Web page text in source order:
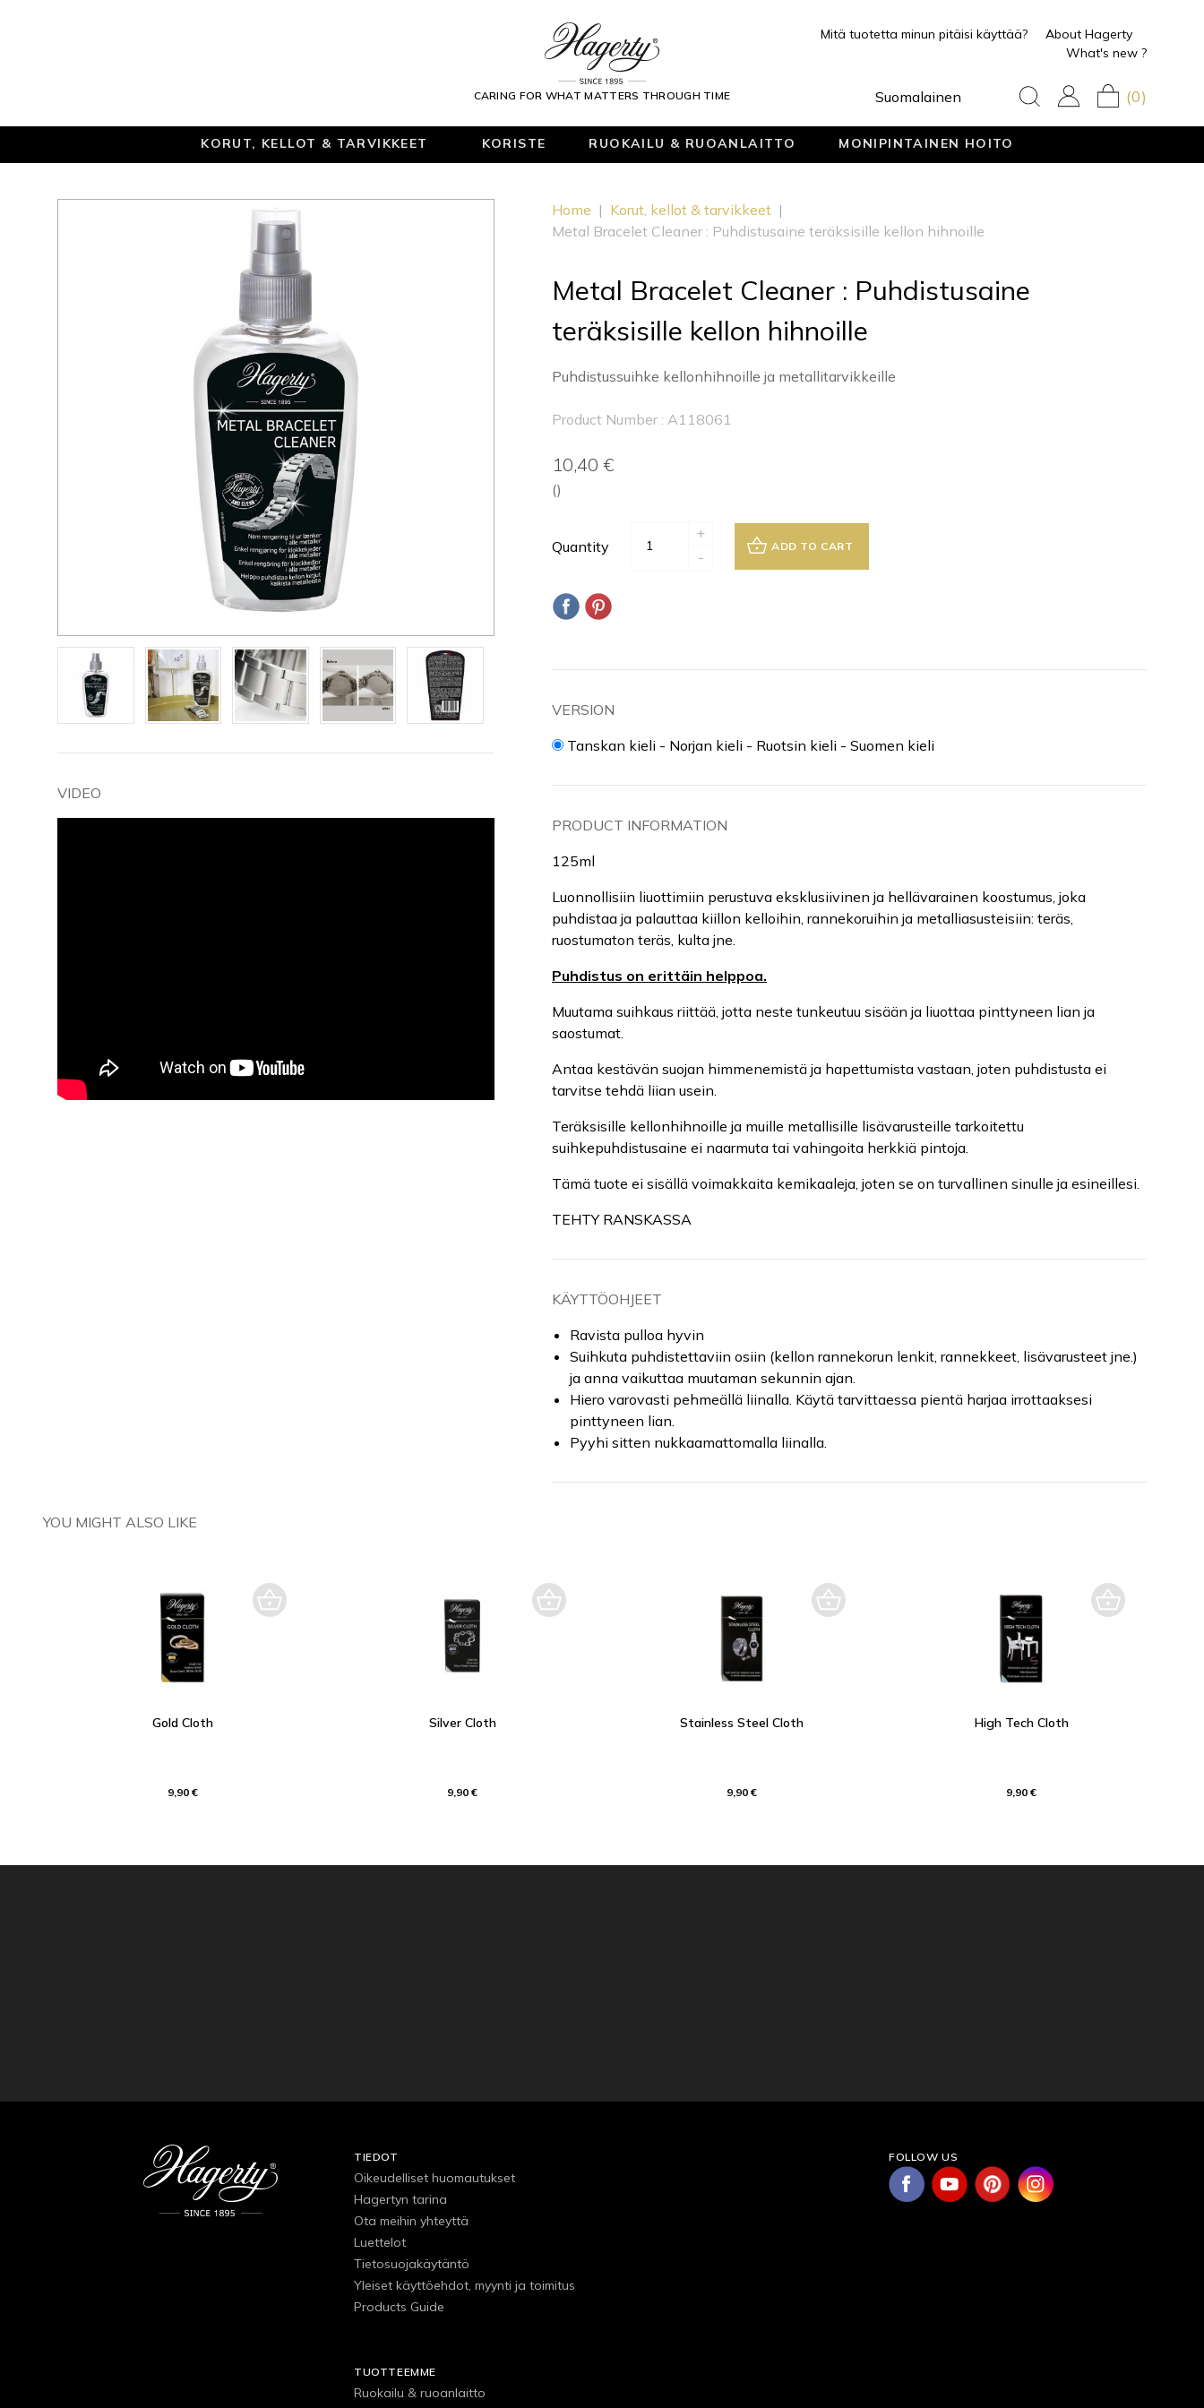
CARING FOR WHAT MATTERS THROUGH TIME
Mitä tuotetta minun pitäisi käyttää?
About Hagerty
What's new ?
Suomalainen (0)
KORUT, KELLOT & TARVIKKEET KORISTE RUOKAILU & RUOANLAITTO MONIPINTAINEN HOITO
VIDEO
Home | Korut, kellot & tarvikkeet |
Metal Bracelet Cleaner : Puhdistusaine teräksisille kellon hihnoille
Metal Bracelet Cleaner : Puhdistusaine
teräksisille kellon hihnoille
Puhdistussuihke kellonhihnoille ja metallitarvikkeille
Product Number : A118061
10,40 €
()
Quantity
+
-
ADD TO CART
VERSION
Tanskan kieli - Norjan kieli - Ruotsin kieli - Suomen kieli
PRODUCT INFORMATION
125ml
Luonnollisiin liuottimiin perustuva eksklusiivinen ja hellävarainen koostumus, joka
puhdistaa ja palauttaa kiillon kelloihin, rannekoruihin ja metalliasusteisiin: teräs,
ruostumaton teräs, kulta jne.
Puhdistus on erittäin helppoa.
Muutama suihkaus riittää, jotta neste tunkeutuu sisään ja liuottaa pinttyneen lian ja
saostumat.
Antaa kestävän suojan himmenemistä ja hapettumista vastaan, joten puhdistusta ei
tarvitse tehdä liian usein.
Teräksisille kellonhihnoille ja muille metallisille lisävarusteille tarkoitettu
suihkepuhdistusaine ei naarmuta tai vahingoita herkkiä pintoja.
Tämä tuote ei sisällä voimakkaita kemikaaleja, joten se on turvallinen sinulle ja esineillesi.
TEHTY RANSKASSA
KÄYTTÖOHJEET
Ravista pulloa hyvin
Suihkuta puhdistettaviin osiin (kellon rannekorun lenkit, rannekkeet, lisävarusteet jne.)
ja anna vaikuttaa muutaman sekunnin ajan.
Hiero varovasti pehmeällä liinalla. Käytä tarvittaessa pientä harjaa irrottaaksesi
pinttyneen lian.
Pyyhi sitten nukkaamattomalla liinalla.
YOU MIGHT ALSO LIKE
Gold Cloth
9,90 €
Silver Cloth
9,90 €
Stainless Steel Cloth
9,90 €
High Tech Cloth
9,90 €
TIEDOT
Oikeudelliset huomautukset
Hagertyn tarina
Ota meihin yhteyttä
Luettelot
Tietosuojakäytäntö
Yleiset käyttöehdot, myynti ja toimitus
Products Guide
TUOTTEEMME
Ruokailu & ruoanlaitto
FOLLOW US